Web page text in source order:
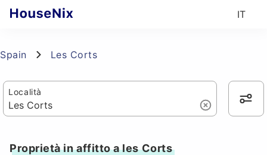
IT
Spain Les Corts
Località
Proprietà in affitto a les Corts